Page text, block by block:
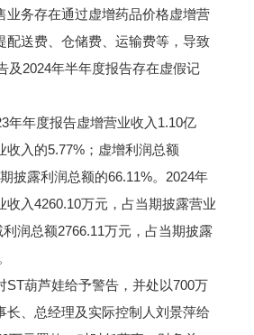
业务存在通过虚增药品价格虚增营
配送费、仓储费、运输费等，导致
及2024年半年度报告存在虚假记
年年度报告虚增营业收入1.10亿
收入的5.77%；虚增利润总额
披露利润总额的66.11%。2024年
收入4260.10万元，占当期披露营业
润总额2766.11万元，占当期披露
ST葫芦娃给予警告，并处以700万
长、总经理及实际控制人刘景萍给